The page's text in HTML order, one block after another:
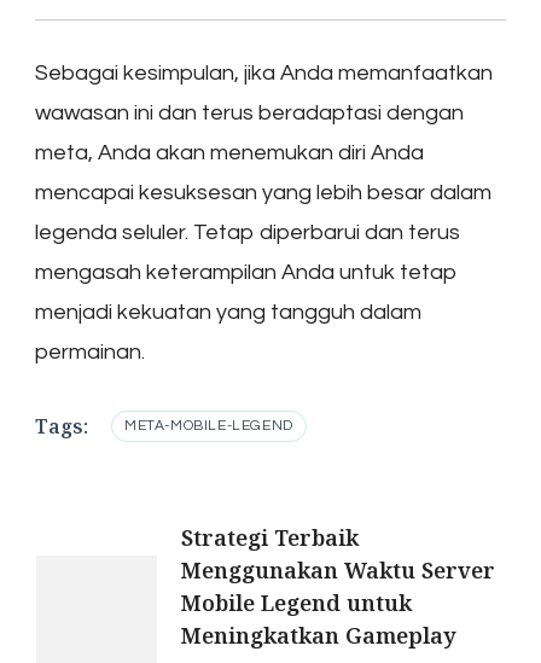
Sebagai kesimpulan, jika Anda memanfaatkan
wawasan ini dan terus beradaptasi dengan
meta, Anda akan menemukan diri Anda
mencapai kesuksesan yang lebih besar dalam
legenda seluler. Tetap diperbarui dan terus
mengasah keterampilan Anda untuk tetap
menjadi kekuatan yang tangguh dalam
permainan.
Tags: META-MOBILE-LEGEND
Navigation
Strategi Terbaik
Menggunakan Waktu Server
Mobile Legend untuk
Meningkatkan Gameplay